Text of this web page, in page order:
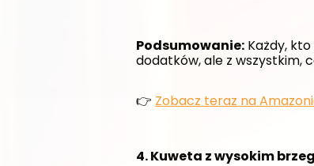
Podsumowanie: Każdy,
dodatków, ale z wszystkim,
👉 Zobacz teraz na
4. Kuweta z wysokim